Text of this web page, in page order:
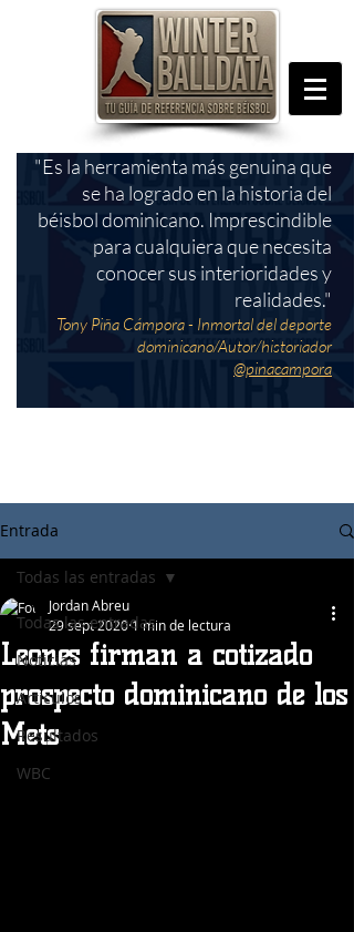
"Es la herramienta más genuina que
se ha logrado en la historia del
béisbol dominicano. Imprescindible
para cualquiera que necesita
conocer sus interioridades y
realidades."
Tony Piña Cámpora - Inmortal del deporte
dominicano/Autor/historiador
@pinacampora
Entrada
Todas las entradas
Noticias
Articulos
Resultados
WBC
Todas las entradas
Leones firman a cotizado
prospecto dominicano de los
Mets
Jordan Abreu
29 sept 20201 min de lectura